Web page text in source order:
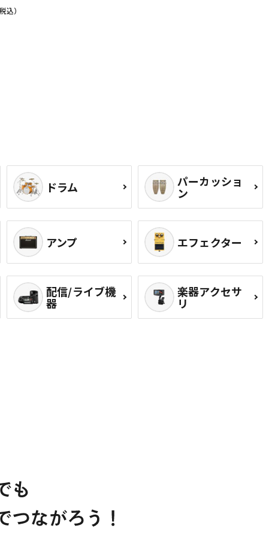
込）
ドラム パーカッショ
ン
アンプ エフェクター
配信/ライブ機
器
楽器アクセサ
リ